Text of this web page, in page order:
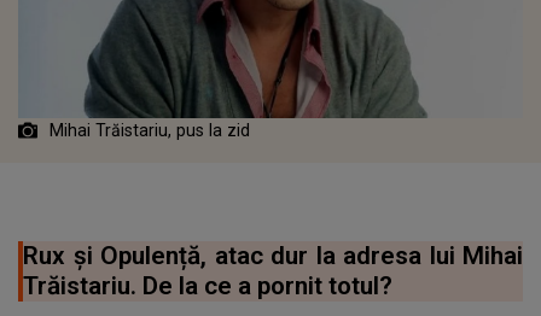
Mihai Trăistariu, pus la zid
Rux și Opulență, atac dur la adresa lui Mihai
Trăistariu. De la ce a pornit totul?